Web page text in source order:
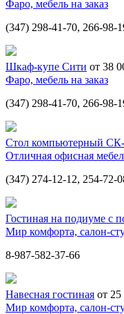
Фаро, мебель на заказ
(347) 298-41-70, 266-98-
Шкаф-купе Сити от 38
Фаро, мебель на заказ
(347) 298-41-70, 266-98-
Стол компьютерный
Отличная офисная
(347) 274-12-12, 254-72-
Гостиная на подиуме с
Мир комфорта, салон-
8-987-582-37-66
Навесная гостиная от
Мир комфорта, салон-